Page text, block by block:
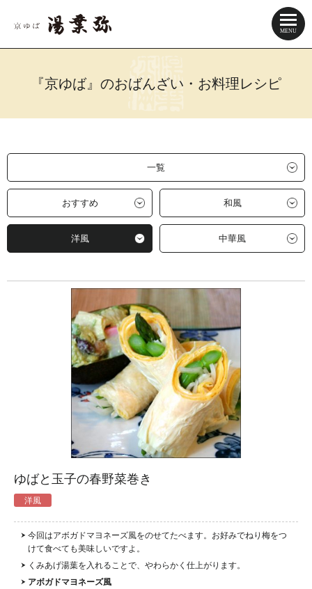
『京ゆば』のおばんざい・お料理レシピ
一覧
おすすめ 和風
洋風 中華風
ゆばと玉子の春野菜巻き
洋風
今回はアボガドマヨネーズ風をのせてたべます。お好みでねり梅をつ
けて食べても美味しいですよ。
くみあげ湯葉を入れることで、やわらかく仕上がります。
アボガドマヨネーズ風